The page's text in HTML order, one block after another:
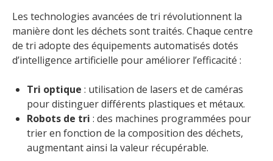
Les technologies avancées de tri révolutionnent la
manière dont les déchets sont traités. Chaque centre
de tri adopte des équipements automatisés dotés
d’intelligence artificielle pour améliorer l’efficacité :
Tri optique : utilisation de lasers et de caméras
pour distinguer différents plastiques et métaux.
Robots de tri : des machines programmées pour
trier en fonction de la composition des déchets,
augmentant ainsi la valeur récupérable.